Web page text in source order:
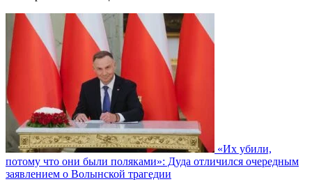
«Их убили,
потому что они были поляками»: Дуда отличился очередным
заявлением о Волынской трагедии